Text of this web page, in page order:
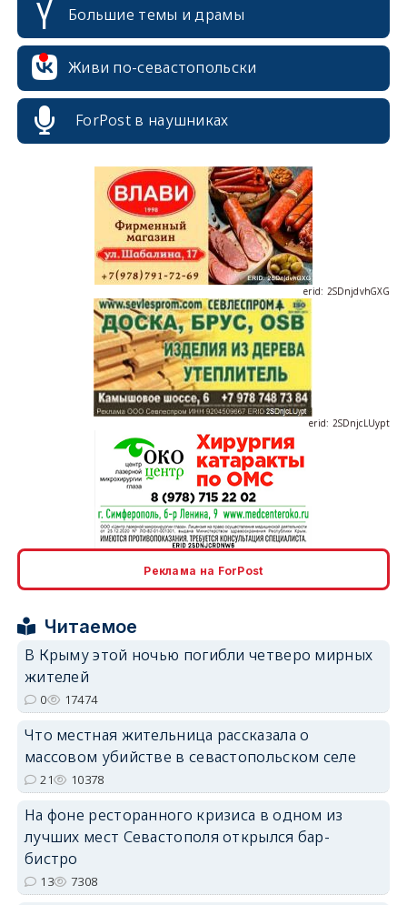
Большие темы и драмы
Живи по-севастопольски
ForPost в наушниках
erid: 2SDnjdvhGXG
erid: 2SDnjcLUypt
erid: 2SDnjcrDNw6
erid: 2SDnjdvhGXG
Реклама на ForPost
Читаемое
В Крыму этой ночью погибли четверо мирных
жителей
0 17474
Что местная жительница рассказала о
массовом убийстве в севастопольском селе
21 10378
На фоне ресторанного кризиса в одном из
лучших мест Севастополя открылся бар-
бистро
13 7308